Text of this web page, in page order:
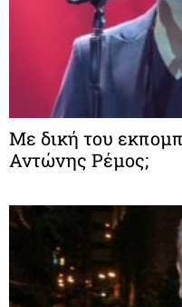
Με δική του
Αντώνης Ρέμος;